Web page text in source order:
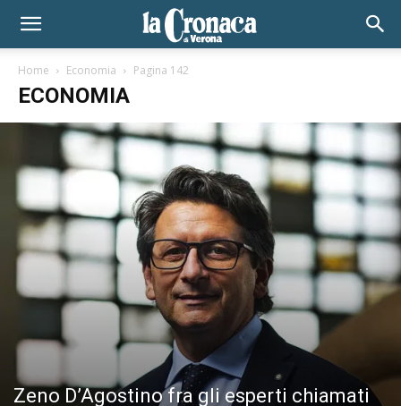
Home Economia Pagina 142
ECONOMIA
Zeno D’Agostino fra gli esperti chiamati